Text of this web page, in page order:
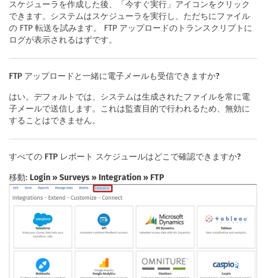
スケジューラを作成した後、「今すぐ実行」アイコンをクリック
できます。システムはスケジューラを実行し、ただちにファイル
の FTP 転送を試みます。 FTP アップロードのトランスクリプトに
ログが表示されるはずです。
FTP アップロードと一緒に電子メールも受信できますか?
はい。デフォルトでは、システムは生成されたファイルを常に電
子メールで送信します。これは監査目的で行われるため、無効に
することはできません。
すべての FTP レポート スケジュールはどこで確認できますか?
移動: Login » Surveys » Integration » FTP